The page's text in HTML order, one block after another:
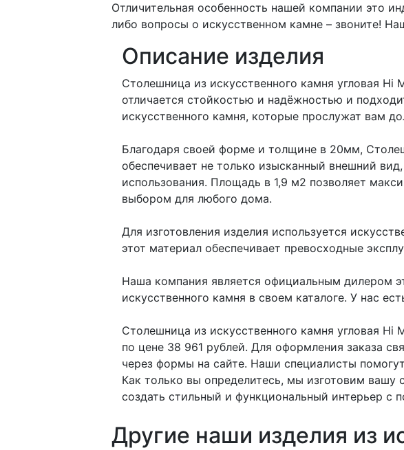
Отличительная особенность нашей компании это
либо вопросы о искусственном камне – звоните!
Описание изделия
Столешница из искусственного камня угловая
отличается стойкостью и надёжностью и
искусственного камня, которые прослужат вам
Благодаря своей форме и толщине в 20мм,
обеспечивает не только изысканный внешний
использования. Площадь в 1,9 м2 позволяет
выбором для любого дома.
Для изготовления изделия используется
этот материал обеспечивает превосходные
Наша компания является официальным дилером
искусственного камня в своем каталоге. У нас
Столешница из искусственного камня угловая
по цене 38 961 рублей. Для оформления заказа
через формы на сайте. Наши специалисты
Как только вы определитесь, мы изготовим
создать стильный и функциональный интерьер с
Другие наши изделия из